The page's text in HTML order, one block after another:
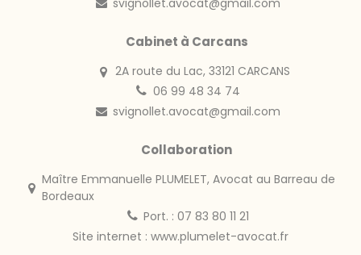
svignollet.avocat@gmail.com
Cabinet à Carcans
2A route du Lac, 33121 CARCANS
06 99 48 34 74
svignollet.avocat@gmail.com
Collaboration
Maître Emmanuelle PLUMELET, Avocat au Barreau de
Bordeaux
Port. : 07 83 80 11 21
Site internet : www.plumelet-avocat.fr